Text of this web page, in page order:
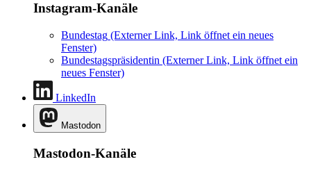
Instagram-Kanäle
Bundestag (Externer Link, Link öffnet ein neues
Fenster)
Bundestagspräsidentin (Externer Link, Link öffnet ein
neues Fenster)
LinkedIn
Mastodon
Mastodon-Kanäle